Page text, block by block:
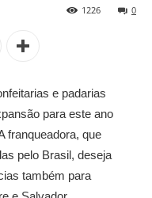
0
1226
e padarias
para este ano
franqueadora, que
pelo Brasil, deseja
também para